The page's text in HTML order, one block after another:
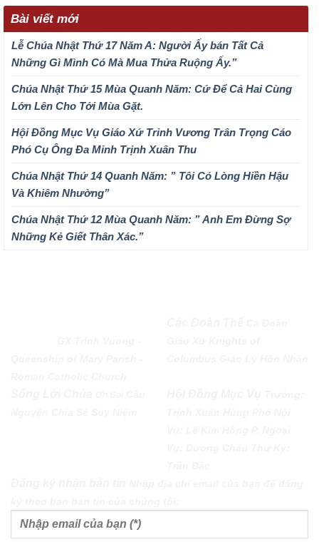
Bài viết mới
Lễ Chúa Nhật Thứ 17 Năm A: Người Ấy bán Tất Cả
Những Gì Mình Có Mà Mua Thửa Ruộng Ấy.”
Chúa Nhật Thứ 15 Mùa Quanh Năm: Cứ Để Cả Hai Cùng
Lớn Lên Cho Tới Mùa Gặt.
Hội Đồng Mục Vụ Giáo Xứ Trinh Vương Trân Trọng Cáo
Phó Cụ Ông Đa Minh Trịnh Xuân Thu
Chúa Nhật Thứ 14 Quanh Năm: ” Tôi Có Lòng Hiền Hậu
Và Khiêm Nhường”
Chúa Nhật Thứ 12 Mùa Quanh Năm: ” Anh Em Đừng Sợ
Những Kẻ Giết Thân Xác.”